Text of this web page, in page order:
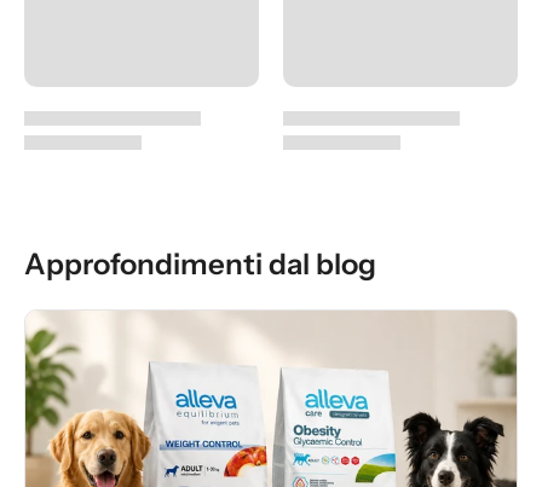
Approfondimenti dal blog